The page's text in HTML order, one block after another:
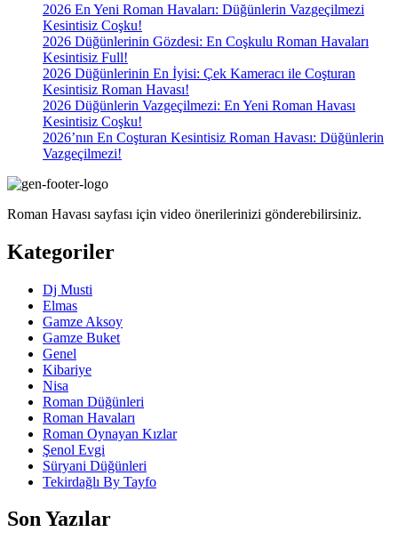
2026 En Yeni Roman Havaları: Düğünlerin Vazgeçilmezi
Kesintisiz Coşku!
2026 Düğünlerinin Gözdesi: En Coşkulu Roman Havaları
Kesintisiz Full!
2026 Düğünlerinin En İyisi: Çek Kameracı ile Coşturan
Kesintisiz Roman Havası!
2026 Düğünlerin Vazgeçilmezi: En Yeni Roman Havası
Kesintisiz Coşku!
2026’nın En Coşturan Kesintisiz Roman Havası: Düğünlerin
Vazgeçilmezi!
Roman Havası sayfası için video önerilerinizi gönderebilirsiniz.
Kategoriler
Dj Musti
Elmas
Gamze Aksoy
Gamze Buket
Genel
Kibariye
Nisa
Roman Düğünleri
Roman Havaları
Roman Oynayan Kızlar
Şenol Evgi
Süryani Düğünleri
Tekirdağlı By Tayfo
Son Yazılar